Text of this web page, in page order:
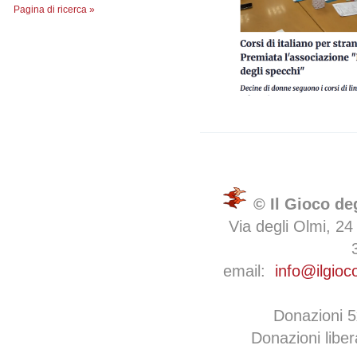
Pagina di ricerca »
© Il Gioco
Via degli Olmi,
email:
Donazioni
Donazioni